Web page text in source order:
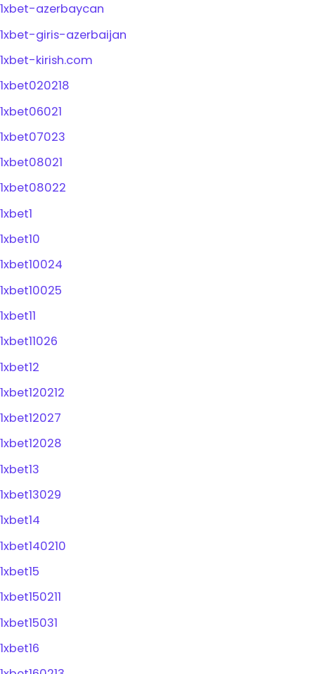
1xbet-azerbaycan
1xbet-giris-azerbaijan
1xbet-kirish.com
1xbet020218
1xbet06021
1xbet07023
1xbet08021
1xbet08022
1xbet1
1xbet10
1xbet10024
1xbet10025
1xbet11
1xbet11026
1xbet12
1xbet120212
1xbet12027
1xbet12028
1xbet13
1xbet13029
1xbet14
1xbet140210
1xbet15
1xbet150211
1xbet15031
1xbet16